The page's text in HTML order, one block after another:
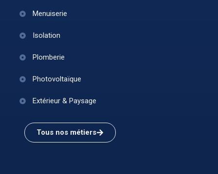
Menuiserie
Isolation
Plomberie
Photovoltaïque
Extérieur & Paysage
Tous nos métiers